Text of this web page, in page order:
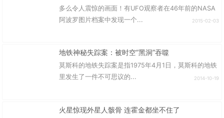
多么令人震惊的画面！有UFO观察者在46年前的NASA
阿波罗图片档案中发现一个...
2015-02-03
地铁神秘失踪案：被时空“黑洞”吞噬
莫斯科的地铁失踪案是指1975年4月1日，莫斯科的地铁
里发生了一件不可思议的...
2014-10-19
火星惊现外星人骸骨 连霍金都坐不住了